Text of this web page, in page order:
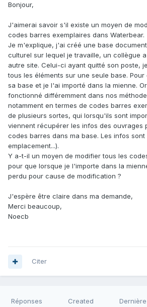
Bonjour,
J'aimerai savoir s'il existe un moyen de
codes barres exemplaires dans Waterbear.
Je m'explique, j'ai créé une base
culturel sur lequel je travaille, un collègue
autre site. Celui-ci ayant quitté son poste,
tous les éléments sur une seule base.
sa base et je l'ai importé dans la mienne.
fonctionné différemment dans nos
notamment en termes de codes barres
de plusieurs sortes, qui lorsqu'ils sont
viennent récupérer les infos des ouvrages
codes barres dans ma base. Les infos
emplacement...).
Y a-t-il un moyen de modifier tous les
pour que lorsque je l'importe dans la
perdu pour cause de modification ?
J'espère être claire dans ma demande,
Merci beaucoup,
Noecb
Citer
Réponses Created